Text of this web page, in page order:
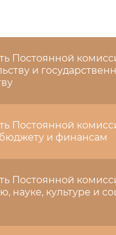
Постоянной
и
Постоянной
и финансам
Постоянной
науке, культуре и